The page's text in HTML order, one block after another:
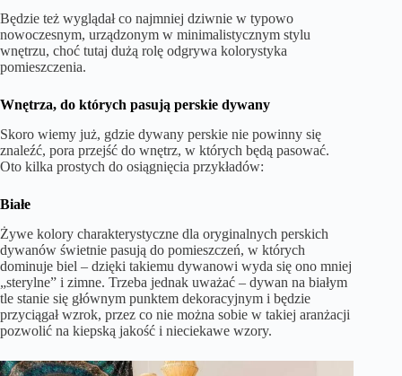
Będzie też wyglądał co najmniej dziwnie w typowo
nowoczesnym, urządzonym w minimalistycznym stylu
wnętrzu, choć tutaj dużą rolę odgrywa kolorystyka
pomieszczenia.
Wnętrza, do których pasują perskie dywany
Skoro wiemy już, gdzie dywany perskie nie powinny się
znaleźć, pora przejść do wnętrz, w których będą pasować.
Oto kilka prostych do osiągnięcia przykładów:
Białe
Żywe kolory charakterystyczne dla oryginalnych perskich
dywanów świetnie pasują do pomieszczeń, w których
dominuje biel – dzięki takiemu dywanowi wyda się ono mniej
„sterylne” i zimne. Trzeba jednak uważać – dywan na białym
tle stanie się głównym punktem dekoracyjnym i będzie
przyciągał wzrok, przez co nie można sobie w takiej aranżacji
pozwolić na kiepską jakość i nieciekawe wzory.